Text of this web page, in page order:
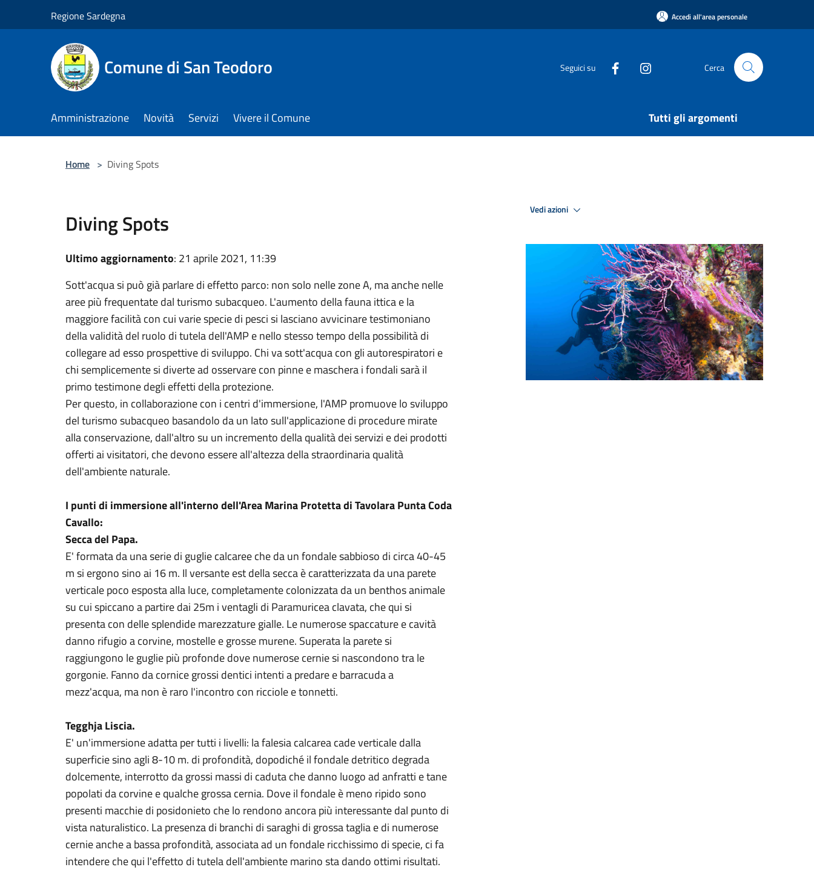
Regione Sardegna Accedi all'area personale
Comune di San Teodoro Seguici su Cerca
Amministrazione Novità Servizi Vivere il Comune Tutti gli argomenti
Home > Diving Spots
Diving Spots
Ultimo aggiornamento: 21 aprile 2021, 11:39
Sott'acqua si può già parlare di effetto parco: non solo nelle zone A, ma anche nelle
aree più frequentate dal turismo subacqueo. L'aumento della fauna ittica e la
maggiore facilità con cui varie specie di pesci si lasciano avvicinare testimoniano
della validità del ruolo di tutela dell'AMP e nello stesso tempo della possibilità di
collegare ad esso prospettive di sviluppo. Chi va sott'acqua con gli autorespiratori e
chi semplicemente si diverte ad osservare con pinne e maschera i fondali sarà il
primo testimone degli effetti della protezione.
Per questo, in collaborazione con i centri d'immersione, l'AMP promuove lo sviluppo
del turismo subacqueo basandolo da un lato sull'applicazione di procedure mirate
alla conservazione, dall'altro su un incremento della qualità dei servizi e dei prodotti
offerti ai visitatori, che devono essere all'altezza della straordinaria qualità
dell'ambiente naturale.
I punti di immersione all'interno dell'Area Marina Protetta di Tavolara Punta Coda
Cavallo:
Secca del Papa.
E' formata da una serie di guglie calcaree che da un fondale sabbioso di circa 40-45
m si ergono sino ai 16 m. Il versante est della secca è caratterizzata da una parete
verticale poco esposta alla luce, completamente colonizzata da un benthos animale
su cui spiccano a partire dai 25m i ventagli di Paramuricea clavata, che qui si
presenta con delle splendide marezzature gialle. Le numerose spaccature e cavità
danno rifugio a corvine, mostelle e grosse murene. Superata la parete si
raggiungono le guglie più profonde dove numerose cernie si nascondono tra le
gorgonie. Fanno da cornice grossi dentici intenti a predare e barracuda a
mezz'acqua, ma non è raro l'incontro con ricciole e tonnetti.
Tegghja Liscia.
E' un'immersione adatta per tutti i livelli: la falesia calcarea cade verticale dalla
superficie sino agli 8-10 m. di profondità, dopodiché il fondale detritico degrada
dolcemente, interrotto da grossi massi di caduta che danno luogo ad anfratti e tane
popolati da corvine e qualche grossa cernia. Dove il fondale è meno ripido sono
presenti macchie di posidonieto che lo rendono ancora più interessante dal punto di
vista naturalistico. La presenza di branchi di saraghi di grossa taglia e di numerose
cernie anche a bassa profondità, associata ad un fondale ricchissimo di specie, ci fa
intendere che qui l'effetto di tutela dell'ambiente marino sta dando ottimi risultati.
Vedi azioni